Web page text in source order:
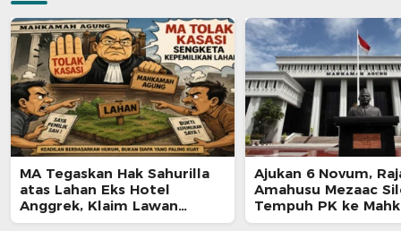
MA Tegaskan Hak Sahurilla
atas Lahan Eks Hotel
Anggrek, Klaim Lawan
Terpatahkan hingga Kasasi
Ajukan 6 Novum,
Amahusu Mezaac
Tempuh PK ke
Agung